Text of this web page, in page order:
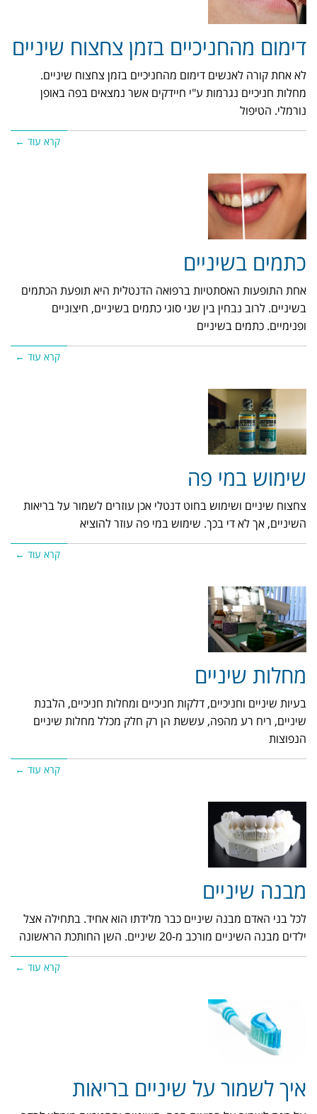
דימום מהחניכיים בזמן צחצוח שיניים
לא אחת קורה לאנשים דימום מהחניכיים בזמן צחצוח שיניים.
מחלות חניכיים נגרמות ע"י חיידקים אשר נמצאים בפה באופן
נורמלי. הטיפול
קרא עוד ←
כתמים בשיניים
אחת התופעות האסתטיות ברפואה הדנטלית היא תופעת הכתמים
בשיניים. לרוב נבחין בין שני סוגי כתמים בשיניים, חיצוניים
ופנימיים. כתמים בשיניים
קרא עוד ←
שימוש במי פה
צחצוח שיניים ושימוש בחוט דנטלי אכן עוזרים לשמור על בריאות
השיניים, אך לא די בכך. שימוש במי פה עוזר להוציא
קרא עוד ←
מחלות שיניים
בעיות שיניים וחניכיים, דלקות חניכיים ומחלות חניכיים, הלבנת
שיניים, ריח רע מהפה, עששת הן רק חלק מכלל מחלות שיניים
הנפוצות
קרא עוד ←
מבנה שיניים
לכל בני האדם מבנה שיניים כבר מלידתו הוא אחיד. בתחילה אצל
ילדים מבנה השיניים מורכב מ-20 שיניים. השן החותכת הראשונה
קרא עוד ←
איך לשמור על שיניים בריאות